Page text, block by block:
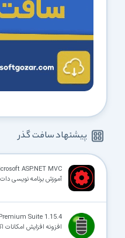
پیشنهاد سافت گذر
ASP.NET MVC
آموزش برنامه نویسی
Suite 1.15.4
افزونه افزایش امکانات